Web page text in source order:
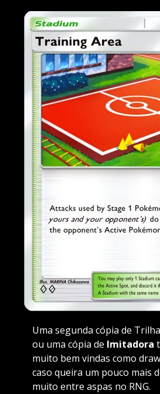
Uma segunda cópia de
ou uma cópia de Imitadora
muito bem vindas como
caso queira um pouco mais
muito entre aspas no RNG.